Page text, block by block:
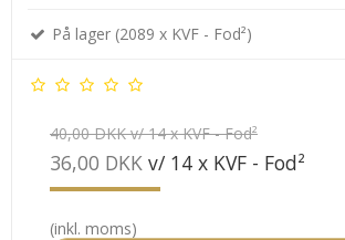
På lager (2089 x KVF - Fod²)
40,00 DKK v/ 14 x KVF - Fod²
36,00 DKK v/ 14 x KVF - Fod²
(inkl. moms)